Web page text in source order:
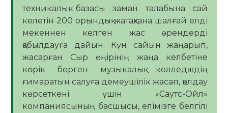
техникалық базасы заман талабына сай
келетін 200 орындық жатақхана шалғай елді
мекеннен келген жас өрендерді
қабылдауға дайын. Күн сайын жаңарып,
жасарған Сыр өңірінің жаңа келбетіне
көрік берген музыкалық колледждің
ғимаратын салуға демеушілік жасап, қолдау
көрсеткені үшін «Саутс-Ойл»
компаниясының басшысы, елімізге белгілі